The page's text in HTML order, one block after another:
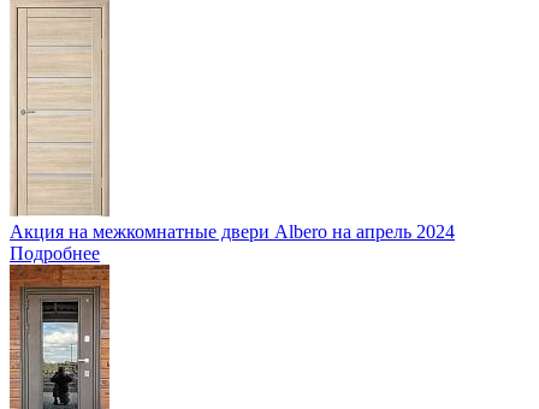
Акция на межкомнатные двери Albero на апрель 2024
Подробнее